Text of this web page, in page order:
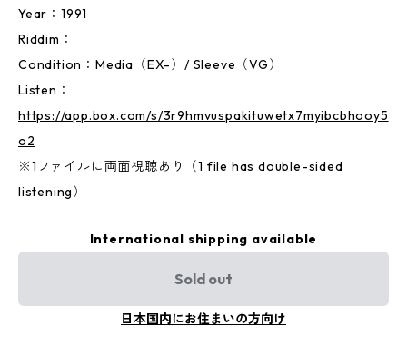
Year：1991
Riddim：
Condition：Media（EX-）/ Sleeve（VG）
Listen：
https://app.box.com/s/3r9hmvuspakituwetx7myibcbhooy5
o2
※1ファイルに両面視聴あり（1 file has double-sided
listening）
International shipping available
Sold out
日本国内にお住まいの方向け